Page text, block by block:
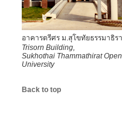
อาคารตรีศร ม.สุโขทัยธรรมาธิร
Trisorn Building,
Sukhothai ThammathiratOpen
University
Back to top